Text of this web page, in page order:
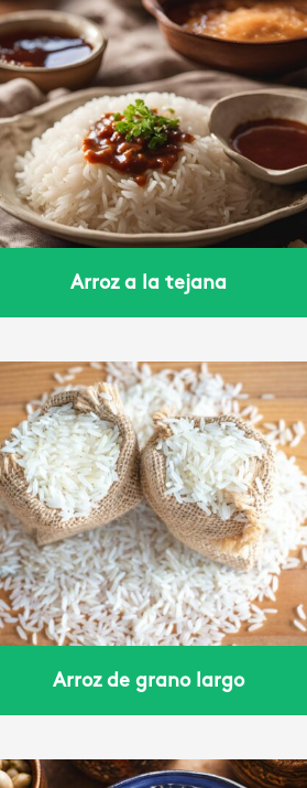
Arroz a la tejana
Arroz teriyaki
Arroz de grano largo
7 cereales integrales